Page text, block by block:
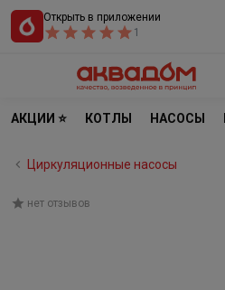
Открыть в приложении
1
АКЦИИ ⭐ КОТЛЫ НАСОСЫ
Циркуляционные насосы
нет отзывов